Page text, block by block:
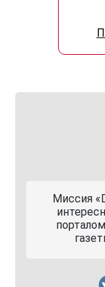
Миссия